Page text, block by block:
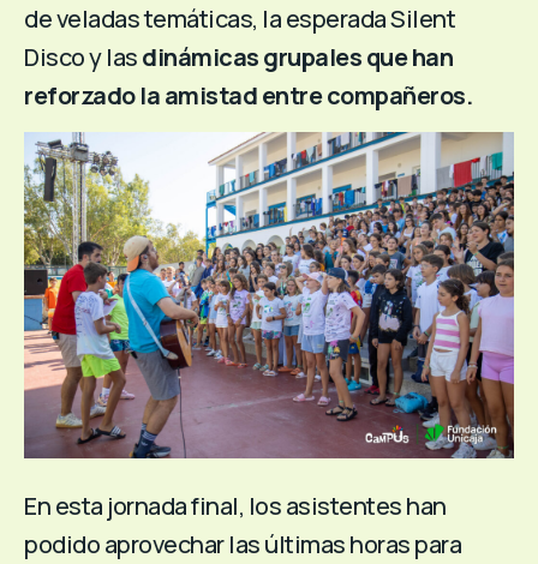
de veladas temáticas, la esperada Silent
Disco y lasdinámicas grupales que han
reforzado la amistad entre compañeros.
En esta jornada final, los asistentes han
podido aprovechar las últimas horas para